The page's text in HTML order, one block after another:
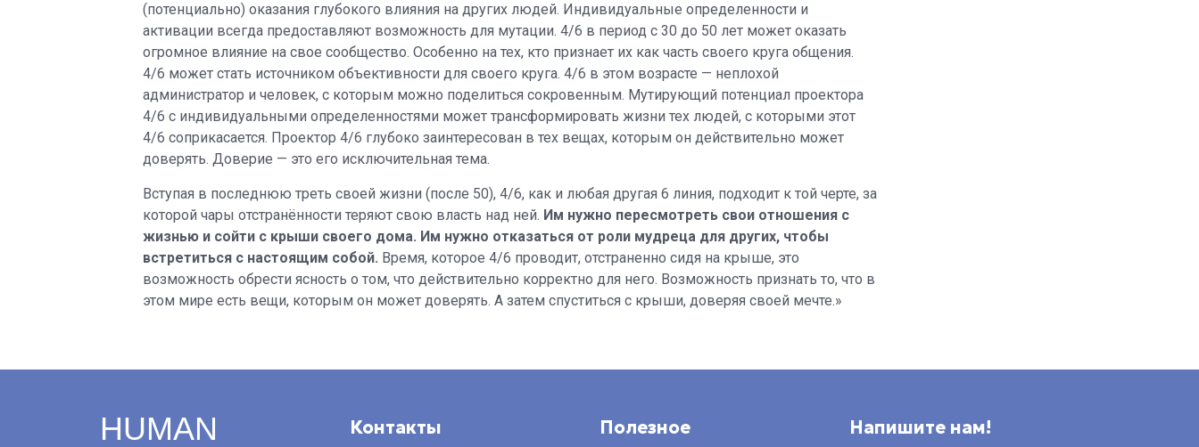
(потенциально) оказания глубокого влияния на других людей. Индивидуальные определенности и
активации всегда предоставляют возможность для мутации. 4/6 в период с 30 до 50 лет может оказать
огромное влияние на свое сообщество. Особенно на тех, кто признает их как часть своего круга общения.
4/6 может стать источником объективности для своего круга. 4/6 в этом возрасте — неплохой
администратор и человек, с которым можно поделиться сокровенным. Мутирующий потенциал проектора
4/6 с индивидуальными определенностями может трансформировать жизни тех людей, с которыми этот
4/6 соприкасается. Проектор 4/6 глубоко заинтересован в тех вещах, которым он действительно может
доверять. Доверие — это его исключительная тема.
Вступая в последнюю треть своей жизни (после 50), 4/6, как и любая другая 6 линия, подходит к той черте, за
которой чары отстранённости теряют свою власть над ней. Им нужно пересмотреть свои отношения с
жизнью и сойти с крыши своего дома. Им нужно отказаться от роли мудреца для других, чтобы
встретиться с настоящим собой. Время, которое 4/6 проводит, отстраненно сидя на крыше, это
возможность обрести ясность о том, что действительно корректно для него. Возможность признать то, что в
этом мире есть вещи, которым он может доверять. А затем спуститься с крыши, доверяя своей мечте.»
HUMAN
Контакты Полезное Напишите нам!